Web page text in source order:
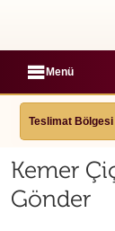
Menü
Teslimat Bölgesi
Kemer
Gönder